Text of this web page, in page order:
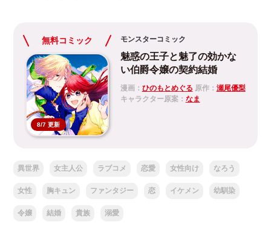
無料コミック
8/7 更新
モンスターコミック
魅惑の王子と魅了の効かな
い伯爵令嬢の契約結婚
漫画： ひのもとめぐる 原作： 瀬尾優梨
キャラクター原案： なま
異世界 女主人公 ラブコメ 恋愛 女性向け なろう
女性 胸キュン ファンタジー 恋 イケメン 幼馴染
令嬢 結婚 貴族 溺愛